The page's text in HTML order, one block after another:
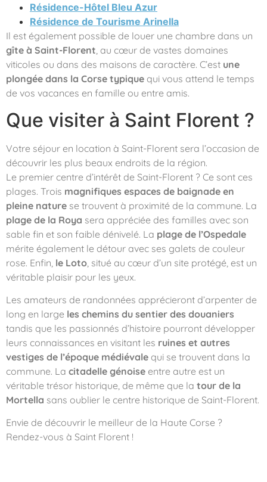
Résidence-Hôtel Bleu Azur
Résidence de Tourisme Arinella
Il est également possible de louer une chambre dans un
gîte à Saint-Florent, au cœur de vastes domaines
viticoles ou dans des maisons de caractère. C’est une
plongée dans la Corse typique qui vous attend le temps
de vos vacances en famille ou entre amis.
Que visiter à Saint Florent ?
Votre séjour en location à Saint-Florent sera l’occasion de
découvrir les plus beaux endroits de la région.
Le premier centre d’intérêt de Saint-Florent ? Ce sont ces
plages. Trois magnifiques espaces de baignade en
pleine nature se trouvent à proximité de la commune. La
plage de la Roya sera appréciée des familles avec son
sable fin et son faible dénivelé. La plage de l’Ospedale
mérite également le détour avec ses galets de couleur
rose. Enfin, le Loto , situé au cœur d’un site protégé, est un
véritable plaisir pour les yeux.
Les amateurs de randonnées apprécieront d’arpenter de
long en large les chemins du sentier des douaniers
tandis que les passionnés d’histoire pourront développer
leurs connaissances en visitant les ruines et autres
vestiges de l’époque médiévale qui se trouvent dans la
commune. La citadelle génoise entre autre est un
véritable trésor historique, de même que la tour de la
Mortella sans oublier le centre historique de Saint-Florent.
Envie de découvrir le meilleur de la Haute Corse ?
Rendez-vous à Saint Florent !